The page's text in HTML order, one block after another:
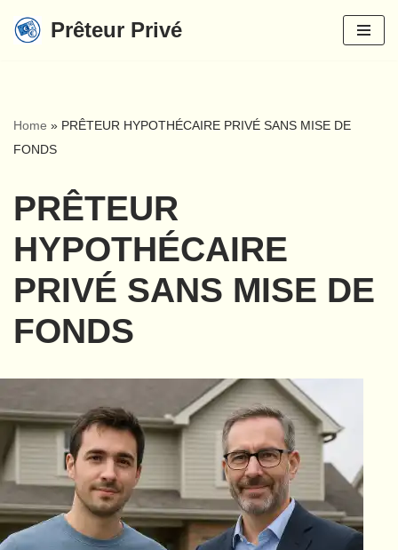
Prêteur Privé
Home » PRÊTEUR HYPOTHÉCAIRE PRIVÉ SANS MISE DE
FONDS
PRÊTEUR
HYPOTHÉCAIRE
PRIVÉ SANS MISE DE
FONDS